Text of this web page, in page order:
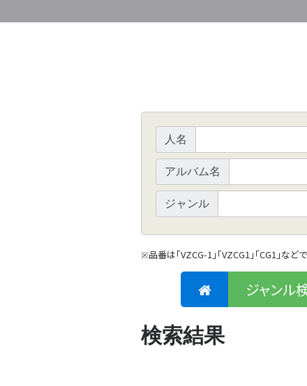
人名
アルバム名
ジャンル
※品番は「VZCG-1」「VZCG1」「CG1」など
ジャンル
検索結果